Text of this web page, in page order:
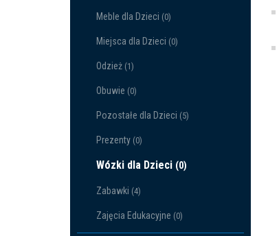
Meble dla Dzieci (0)
Miejsca dla Dzieci (0)
Odzież (1)
Obuwie (0)
Pozostałe dla Dzieci (5)
Prezenty (0)
Wózki dla Dzieci (0)
Zabawki (4)
Zajęcia Edukacyjne (0)